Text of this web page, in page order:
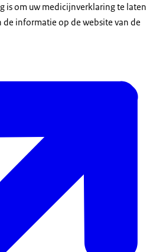
is om uw medicijnverklaring te laten
de informatie op de website van de